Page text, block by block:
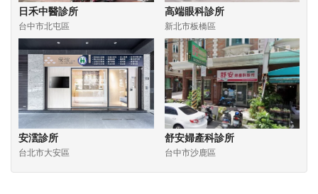
日禾中醫診所
台中市北屯區
高端眼科診所
新北市板橋區
安澐診所
台北市大安區
舒安婦產科診所
台中市沙鹿區